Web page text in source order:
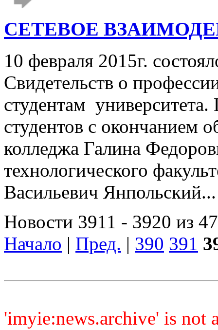
СЕТЕВОЕ
10 февраля 2015г.
Свидетельств о
студентам университета.
студентов с окончанием
колледжа Галина
технологического
Васильевич
Новости 3911 - 3920 из
Начало | Пред. | 390 391
'imyie:news.archive' is not